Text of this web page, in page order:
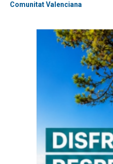
Comunitat Valenciana